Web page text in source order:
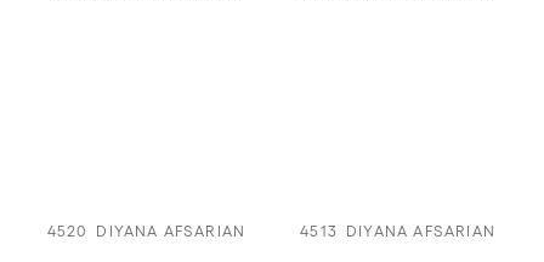
4520 DIYANA AFSARIAN 4513 DIYANA AFSARIAN